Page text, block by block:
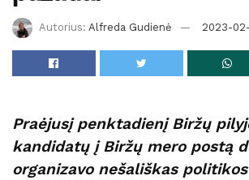
Autorius: Alfreda Gudienė 2023-02-
Praėjusį penktadienį Biržų
kandidatų į Biržų mero postą
organizavo nešališkas